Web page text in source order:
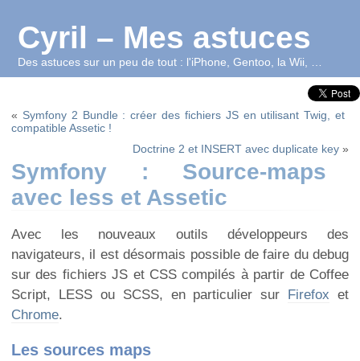
Cyril – Mes astuces
Des astuces sur un peu de tout : l'iPhone, Gentoo, la Wii, …
« Symfony 2 Bundle : créer des fichiers JS en utilisant Twig, et
compatible Assetic !
Doctrine 2 et INSERT avec duplicate key »
Symfony : Source-maps
avec less et Assetic
Avec les nouveaux outils développeurs des
navigateurs, il est désormais possible de faire du debug
sur des fichiers JS et CSS compilés à partir de Coffee
Script, LESS ou SCSS, en particulier sur Firefox et
Chrome.
Les sources maps